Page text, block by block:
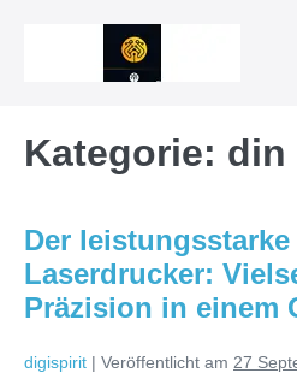
Kategorie: din
Der leistungsstarke
Laserdrucker:
Präzision in einem
digispirit | Veröffentlicht am 27